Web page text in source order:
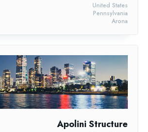
Arona
Pennsylvania
United States
Apolini Structure